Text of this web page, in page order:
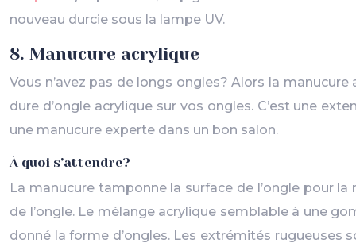
nouveau durcie sous la lampe UV.
8. Manucure acrylique
Vous n’avez pas de longs ongles? Alors la
dure d’ongle acrylique sur vos ongles. C’est une
une manucure experte dans un bon salon.
À quoi s’attendre?
La manucure tamponne la surface de l’ongle pour
de l’ongle. Le mélange acrylique semblable à une
donné la forme d’ongles. Les extrémités rugueuses